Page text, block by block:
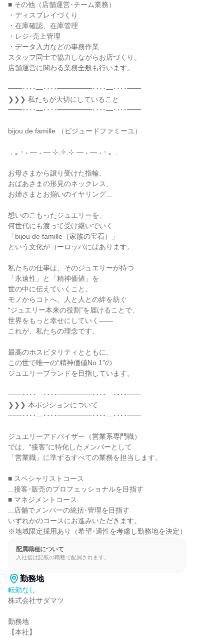
■ その他（店舗運営･チーム業務）
・ディスプレイづくり
・在庫確認、在庫管理
・レジ･売上管理
・データ入力などの事務作業
スタッフ同士で協力しながらお店づくり。
店舗運営に関わる業務全般も行います。
━━････―････━━━━━････―････━━
❯❯❯ 私たちが大切にしていること
━━････―････━━━━━････―････━━
bijou de famille （ビジュードファミーユ）
．｡・˖ ― ˖ ― ⊹.✧.⊹ ― ˖ ― ˖・。.
お母さまから譲り受けた指輪、
おばあさまの形見のネックレス、
お姉さまとお揃いのイヤリング...
想いのこもったジュエリーを、
何世代にも渡って受け継いでいく
「bijou de famille（家族の宝石）」
という文化がヨーロッパにはあります。
私たちの仕事は、そのジュエリーが持つ
「永遠性」と「精神価値」を
世の中に伝えていくこと。
モノからコトへ、人と人との絆を紡ぐ
“ジュエリー本来の役割”を届けることで、
世界をもっと幸せにしていく――
これが、私たちの理念です。
最高のホスピタリティとともに、
この世で唯一の“精神価値No.1”の
ジュエリーブランドを目指しています。
━━････―････━━━━━････―････━━
❯❯❯ 本ポジションについて
━━････―････━━━━━････―････━━
ジュエリーアドバイザー（営業系専門職）
では、“接客”に特化したメンバーとして
「営業職」に準ずるすべての業務を担当します。
■ スペシャリストコース
...接客･販売のプロフェッショナルを目指す
■ マネジメントコース
...店舗でメンバーの統括･管理を目指す
いずれかのコースにお進みいただきます。
※地域限定採用あり（希望･適性を考慮し勤務地を決定）
配属職種について
入社後は記載の職種で配属されます。
勤務地
転勤なし
株式会社サダマツ
勤務地
【本社】